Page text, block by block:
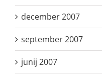
december 2007
september 2007
junij 2007